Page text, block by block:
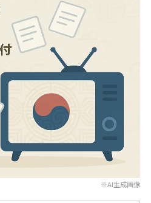
※AI生成画像